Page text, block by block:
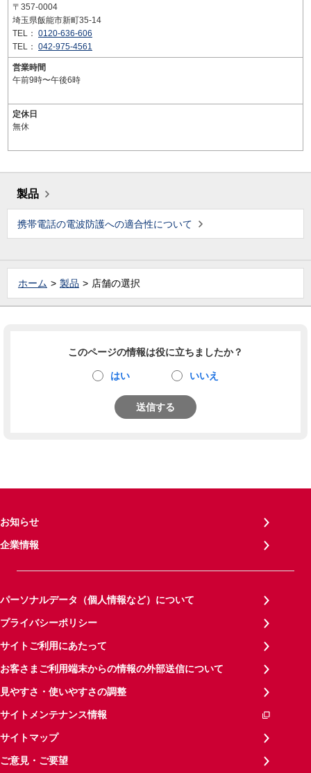
〒357-0004
埼玉県飯能市新町35-14
TEL： 0120-636-606
TEL： 042-975-4561
営業時間
午前9時〜午後6時
定休日
無休
製品
携帯電話の電波防護への適合性について
ホーム 製品 店舗の選択
このページの情報は役に立ちましたか？
はい いいえ
送信する
お知らせ
企業情報
パーソナルデータ（個人情報など）について
プライバシーポリシー
サイトご利用にあたって
お客さまご利用端末からの情報の外部送信について
見やすさ・使いやすさの調整
サイトメンテナンス情報
サイトマップ
ご意見・ご要望